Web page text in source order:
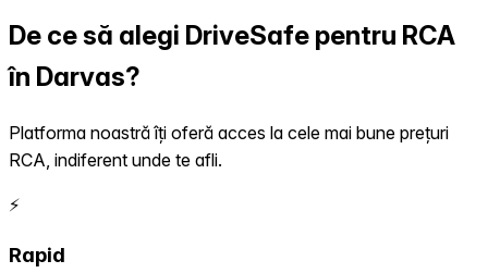
De ce să alegi DriveSafe pentru RCA
în Darvas?
Platforma noastră îți oferă acces la cele mai bune prețuri
RCA, indiferent unde te afli.
⚡
Rapid